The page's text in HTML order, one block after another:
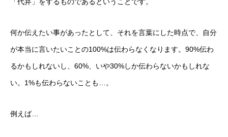
何か伝えたい事があったとして、それを言葉にした時点で、自分
が本当に言いたいことの100%は伝わらなくなります。90%伝わ
るかもしれないし、60%、いや30%しか伝わらないかもしれな
い。1%も伝わらないことも…。
例えば…